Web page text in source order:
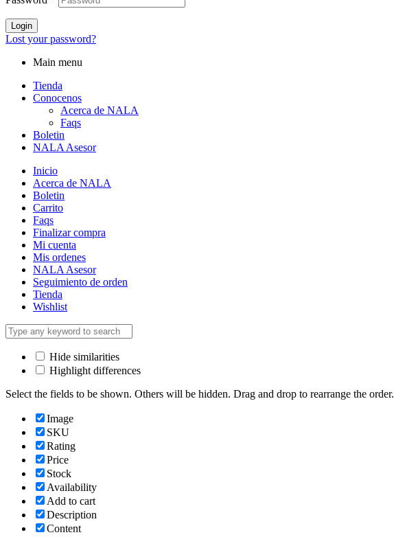
Login
Lost your password?
Main menu
Tienda
Conocenos
Acerca de NALA
Faqs
Boletin
NALA Asesor
Inicio
Acerca de NALA
Boletin
Carrito
Faqs
Finalizar compra
Mi cuenta
Mis ordenes
NALA Asesor
Seguimiento de orden
Tienda
Wishlist
Hide similarities
Highlight differences
Select the fields to be shown. Others will be hidden. Drag and drop to rearrange the order.
Image
SKU
Rating
Price
Stock
Availability
Add to cart
Description
Content